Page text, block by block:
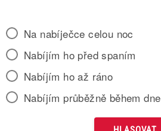
Na nabíječce celou noc
Nabíjím ho před spaním
Nabíjím ho až ráno
Nabíjím průběžně během dne